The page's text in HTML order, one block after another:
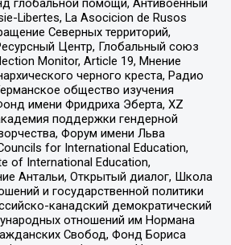
глобальной помощи, Антивоенный
Libertes, La Asocicion de Rusos
Северных территорий,
Центр, Глобальный союз
Monitor, Article 19, Мнение
черного креста, Радио
общество изучения
имени Фридриха Эберта, XZ
поддержки гендерной
Форум имени Льва
for International Education,
of International Education,
Антальи, Открытый диалог, Школа
и государственной политики
канадский демократический
отношений им Нормана
Свобод, Фонд Бориса